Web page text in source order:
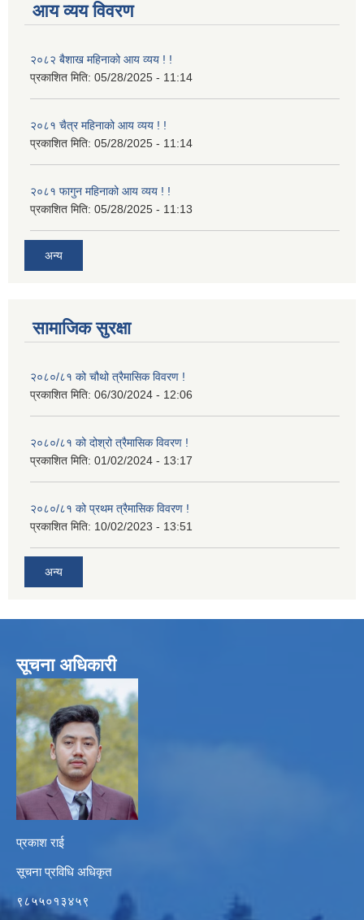
आय व्यय विवरण
२०८२ बैशाख महिनाको आय व्यय ! !
प्रकाशित मिति: 05/28/2025 - 11:14
२०८१ चैत्र महिनाको आय व्यय ! !
प्रकाशित मिति: 05/28/2025 - 11:14
२०८१ फागुन महिनाको आय व्यय ! !
प्रकाशित मिति: 05/28/2025 - 11:13
अन्य
सामाजिक सुरक्षा
२०८०/८१ को चौथो त्रैमासिक विवरण !
प्रकाशित मिति: 06/30/2024 - 12:06
२०८०/८१ को दोश्रो त्रैमासिक विवरण !
प्रकाशित मिति: 01/02/2024 - 13:17
२०८०/८१ को प्रथम त्रैमासिक विवरण !
प्रकाशित मिति: 10/02/2023 - 13:51
अन्य
सूचना अधिकारी
प्रकाश राई
सूचना प्रविधि अधिकृत
९८५५०१३४५९